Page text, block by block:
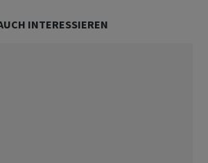
INTERESSIEREN